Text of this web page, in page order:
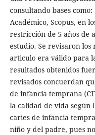
consultando bases
Académico, Scopus, en
restricción de 5 años de
estudio. Se revisaron
articulo era válido para
resultados obtenidos
revisados concuerdan
de infancia temprana
la calidad de vida según
caries de infancia
niño y del padre, pues